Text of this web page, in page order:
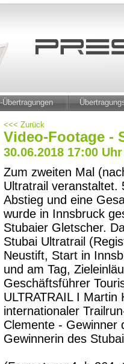
Übertragungen
<<< Zurück
Video-Footage -
30.06.2018 17:00 Uhr
Zum zweiten Mal
Ultratrail veranstaltet.
Abstieg und eine
wurde in Innsbruck
Stubaier Gletscher.
Stubai Ultratrail
Neustift, Start in
und am Tag,
Geschäftsführer
ULTRATRAIL I
internationaler
Clemente - Gewinner
Gewinnerin des